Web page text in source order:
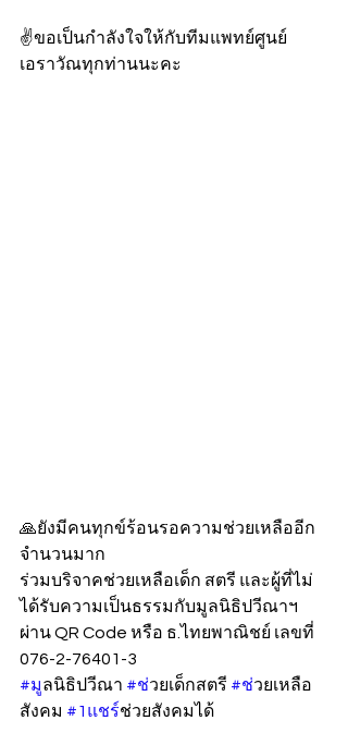
✌️ขอเป็นกำลังใจให้กับทีมแพทย์ศูนย์
เอราวัณทุกท่านนะคะ
🙏ยังมีคนทุกข์ร้อนรอความช่วยเหลืออีก
จำนวนมาก
ร่วมบริจาคช่วยเหลือเด็ก สตรี และผู้ที่ไม่
ได้รับความเป็นธรรมกับมูลนิธิปวีณาฯ
ผ่าน QR Code หรือ ธ.ไทยพาณิชย์ เลขที่
076-2-76401-3
#มูลนิธิปวีณา #ช่วยเด็กสตรี #ช่วยเหลือ
สังคม #1แชร์ช่วยสังคมได้